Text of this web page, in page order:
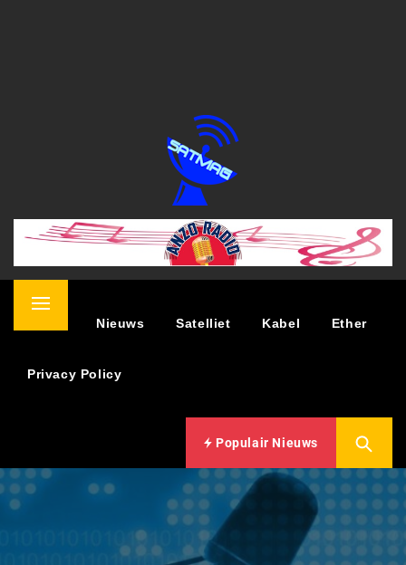
SATELLIET MAGAZINE
NIEUWS OVER TV KIJKEN VIA SATELLIET
Primary
Nieuws Satelliet Kabel Ether
Privacy Policy
Populair Nieuws